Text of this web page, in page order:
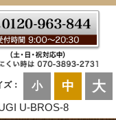
： 小 中 大
U-BROS-8